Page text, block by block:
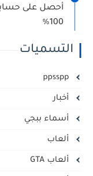
أحصل على
100%
التسميات
ppsspp
أخبار
أسماء ببجي
ألعاب
ألعاب GTA